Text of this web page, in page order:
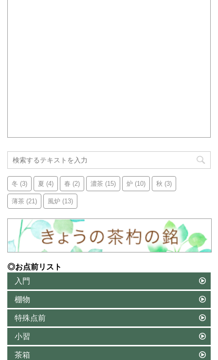
冬 (3) 夏 (4) 春 (2) 濃茶 (15) 炉 (10) 秋 (3)
薄茶 (21) 風炉 (13)
◎お点前リスト
入門
棚物
特殊点前
小習
茶箱